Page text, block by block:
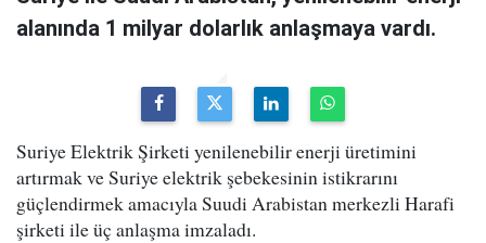
alanında 1 milyar dolarlık anlaşmaya vardı.
Suriye Elektrik Şirketi yenilenebilir enerji üretimini
artırmak ve Suriye elektrik şebekesinin istikrarını
güçlendirmek amacıyla Suudi Arabistan merkezli Harafi
şirketi ile üç anlaşma imzaladı.